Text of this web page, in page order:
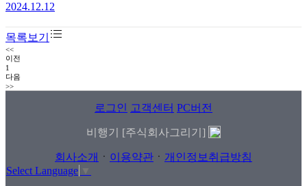
2024.12.12
목록보기
<<
이전
1
다음
>>
로그인 고객센터 PC버전
비행기 [주식회사그리기]
회사소개 ㆍ 이용약관 ㆍ 개인정보취급방침
Select Language ▼